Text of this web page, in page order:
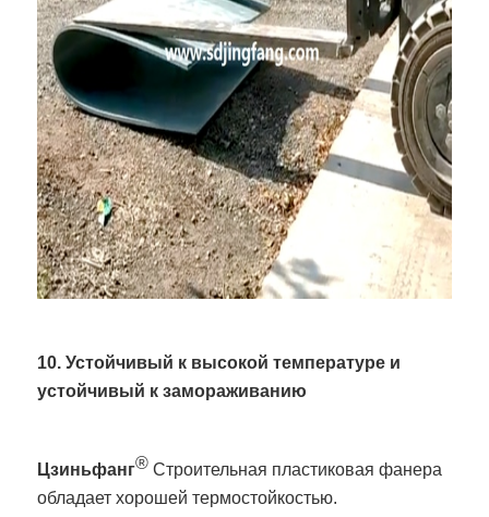
10. Устойчивый к высокой температуре и
устойчивый к замораживанию
Цзиньфанг® Строительная пластиковая фанера
обладает хорошей термостойкостью.